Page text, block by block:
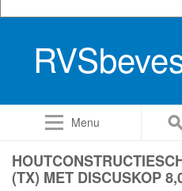
Menu
(TX) MET DISCUSKOP